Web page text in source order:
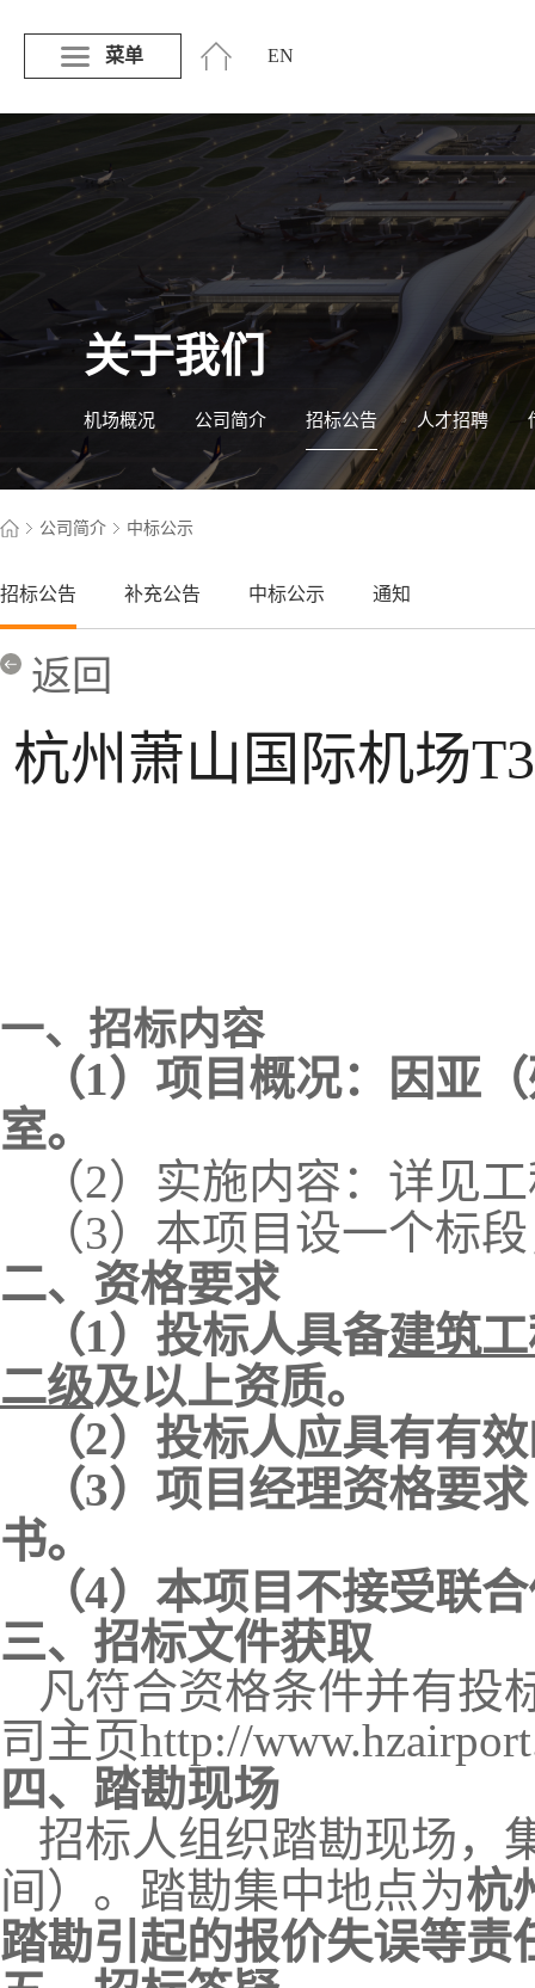
菜单 EN
关于我们
机场概况 公司简介 招标公告 人才招聘
公司简介 中标公示
招标公告 补充公告 中标公示 通知
返回
杭州萧山国际机场
一、招标内容
（1） 项目概况：
因亚
室。
（2）实施内容：详见
（3）本项目设一个标
二、资格要求
（1）投标人具备建筑
二级及以上资质。
（2） 投标人应具有有
（3）项目经理资格要
书。
（4）本项目不接受联
三、招标文件获取
凡符合资格条件并有投
司主页http://
四、踏勘现场
招标人组织踏勘现场，
间）。踏勘集中地点为杭
踏勘引起的报价失误等责